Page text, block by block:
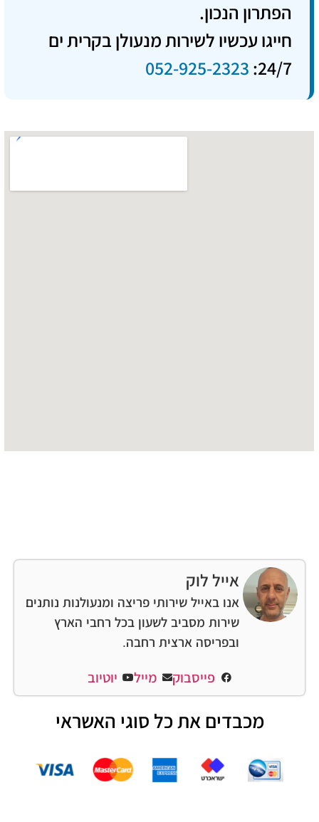
הפתרון הנכון.
חייגו עכשיו לשירות מנעולן בקרית ים
24/7:
052-925-2323
אייל לוק
אנו באייל שירותי פריצה ומנעולנות נותנים
שירות מסביב לשעון בכל רחבי הארץ
ובפריסה ארצית רחבה.
פייסבוק מייל יוטיוב
מכבדים את כל סוגי האשראי